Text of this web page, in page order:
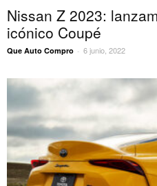
Nissan Z 2023:
icónico Coupé
Que Auto Compro - 6 junio, 2022